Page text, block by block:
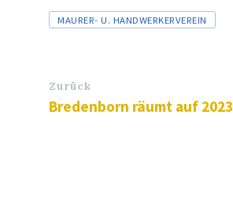
Tags
MAURER- U. HANDWERKERVEREIN
Zurück
Bredenborn räumt auf 2023